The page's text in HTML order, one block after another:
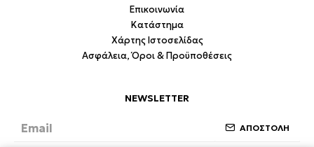
Επικοινωνία
Κατάστημα
Χάρτης Ιστοσελίδας
Ασφάλεια, Όροι & Προϋποθέσεις
NEWSLETTER
ΑΠΟΣΤΟΛΗ